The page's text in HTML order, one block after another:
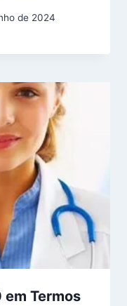
de 2024
em Termos